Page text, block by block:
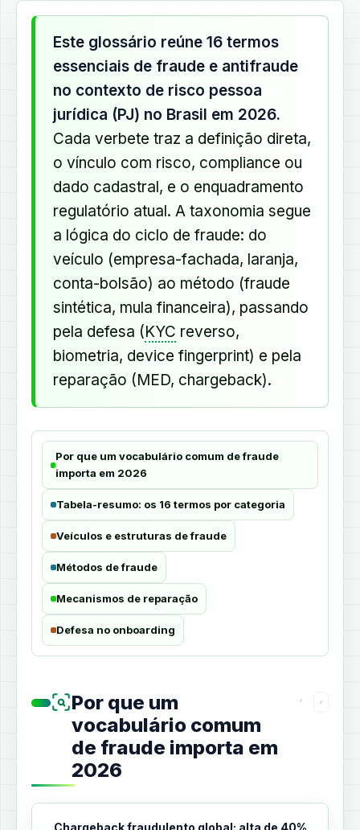
Este glossário reúne 16 termos
essenciais de fraude e antifraude
no contexto de risco pessoa
jurídica (PJ) no Brasil em 2026.
Cada verbete traz a definição direta,
o vínculo com risco, compliance ou
dado cadastral, e o enquadramento
regulatório atual. A taxonomia segue
a lógica do ciclo de fraude: do
veículo (empresa-fachada, laranja,
conta-bolsão) ao método (fraude
sintética, mula financeira), passando
pela defesa (KYC reverso,
biometria, device fingerprint) e pela
reparação (MED, chargeback).
Por que um vocabulário comum de fraude
importa em 2026
Tabela-resumo: os 16 termos por categoria
Veículos e estruturas de fraude
Métodos de fraude
Mecanismos de reparação
Defesa no onboarding
Por que um
vocabulário comum
de fraude importa em
2026
Chargeback fraudulento global: alta de 40%